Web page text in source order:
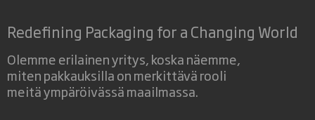
Redefining Packaging for a Changing World
Olemme erilainen yritys, koska näemme,
miten pakkauksilla on merkittävä rooli
meitä ympäröivässä maailmassa.